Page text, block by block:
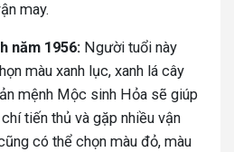
may.
năm 1956: Người tuổi này
màu xanh lục, xanh lá cây
mệnh Mộc sinh Hỏa sẽ giúp
tiến thủ và gặp nhiều vận
có thể chọn màu đỏ, màu